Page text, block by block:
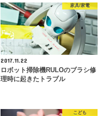
家具/家電
2017.11.22
ロボット掃除機RULOのブラシ修
理時に起きたトラブル
こども